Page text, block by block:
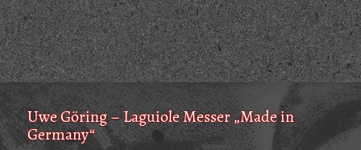
Uwe Göring – Laguiole Messer „Made in
Germany“